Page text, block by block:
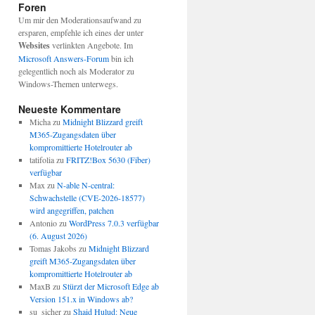
Foren
Um mir den Moderationsaufwand zu
ersparen, empfehle ich eines der unter
Websitesverlinkten Angebote. Im
Microsoft Answers-Forumbin ich
gelegentlich noch als Moderator zu
Windows-Themen unterwegs.
Neueste Kommentare
Michazu Midnight Blizzard greift
M365-Zugangsdaten über
kompromittierte Hotelrouter ab
tatifoliazu FRITZ!Box 5630 (Fiber)
verfügbar
Max zu N-able N-central:
Schwachstelle (CVE-2026-18577)
wird angegriffen, patchen
Antoniozu WordPress 7.0.3 verfügbar
(6. August 2026)
Tomas Jakobs zu Midnight Blizzard
greift M365-Zugangsdaten über
kompromittierte Hotelrouter ab
MaxB zu Stürzt der Microsoft Edge ab
Version 151.x in Windows ab?
su_sicherzu Shaid Hulud: Neue